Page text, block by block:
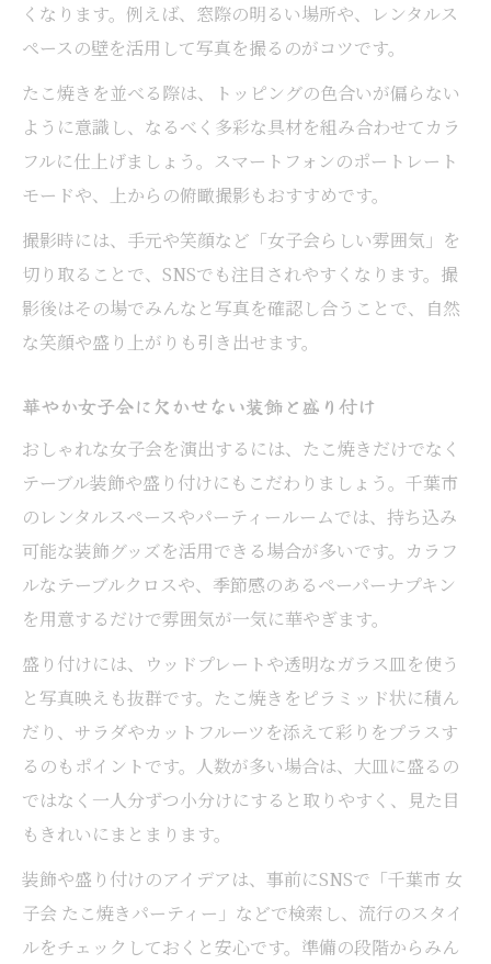
くなります。例えば、窓際の明るい場所や、レンタルス
ペースの壁を活用して写真を撮るのがコツです。
たこ焼きを並べる際は、トッピングの色合いが偏らない
ように意識し、なるべく多彩な具材を組み合わせてカラ
フルに仕上げましょう。スマートフォンのポートレート
モードや、上からの俯瞰撮影もおすすめです。
撮影時には、手元や笑顔など「女子会らしい雰囲気」を
切り取ることで、SNSでも注目されやすくなります。撮
影後はその場でみんなと写真を確認し合うことで、自然
な笑顔や盛り上がりも引き出せます。
華やか女子会に欠かせない装飾と盛り付け
おしゃれな女子会を演出するには、たこ焼きだけでなく
テーブル装飾や盛り付けにもこだわりましょう。千葉市
のレンタルスペースやパーティールームでは、持ち込み
可能な装飾グッズを活用できる場合が多いです。カラフ
ルなテーブルクロスや、季節感のあるペーパーナプキン
を用意するだけで雰囲気が一気に華やぎます。
盛り付けには、ウッドプレートや透明なガラス皿を使う
と写真映えも抜群です。たこ焼きをピラミッド状に積ん
だり、サラダやカットフルーツを添えて彩りをプラスす
るのもポイントです。人数が多い場合は、大皿に盛るの
ではなく一人分ずつ小分けにすると取りやすく、見た目
もきれいにまとまります。
装飾や盛り付けのアイデアは、事前にSNSで「千葉市 女
子会 たこ焼きパーティー」などで検索し、流行のスタイ
ルをチェックしておくと安心です。準備の段階からみん